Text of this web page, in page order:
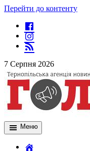
Перейти до контенту
7 Серпня 2026
Меню